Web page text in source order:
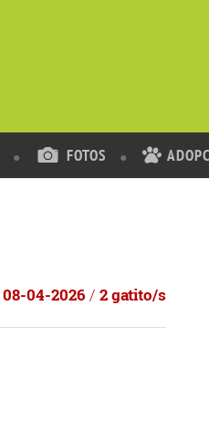
FOTOS
08-04-2026 / 2 gatito/s